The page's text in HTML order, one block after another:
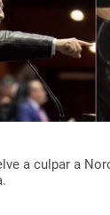
a culpar a